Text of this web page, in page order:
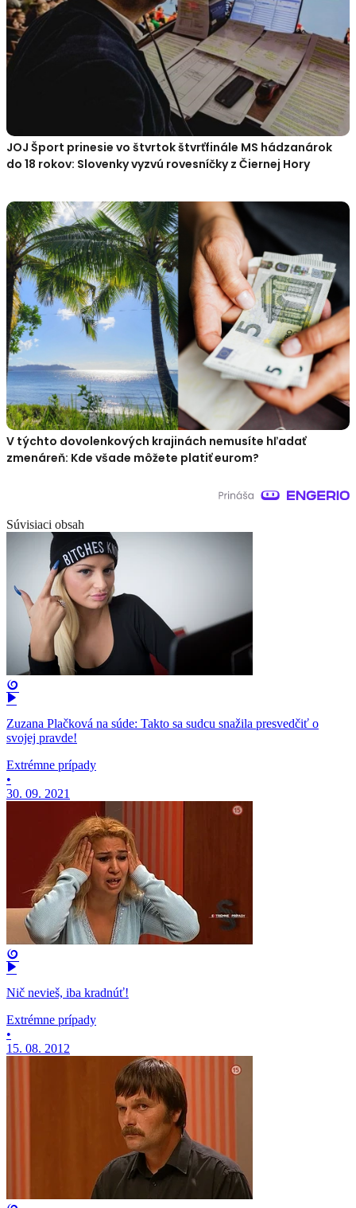
JOJ Šport prinesie vo štvrtok štvrťfinále MS hádzanárok
do 18 rokov: Slovenky vyzvú rovesníčky z Čiernej Hory
V týchto dovolenkových krajinách nemusíte hľadať
zmenáreň: Kde všade môžete platiť eurom?
Súvisiaci obsah
Zuzana Plačková na súde: Takto sa sudcu snažila presvedčiť o
svojej pravde!
Extrémne prípady
•
30. 09. 2021
Nič nevieš, iba kradnúť!
Extrémne prípady
•
15. 08. 2012